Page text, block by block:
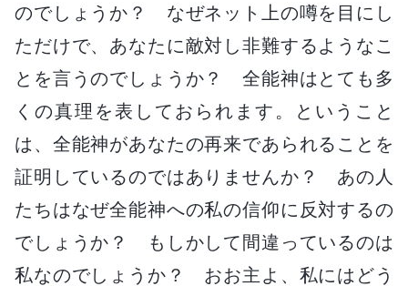
のでしょうか？ なぜネット上の噂を目にし
ただけで、あなたに敵対し非難するようなこ
とを言うのでしょうか？ 全能神はとても多
くの真理を表しておられます。ということ
は、全能神があなたの再来であられることを
証明しているのではありませんか？ あの人
たちはなぜ全能神への私の信仰に反対するの
でしょうか？ もしかして間違っているのは
私なのでしょうか？ おお主よ、私にはどう